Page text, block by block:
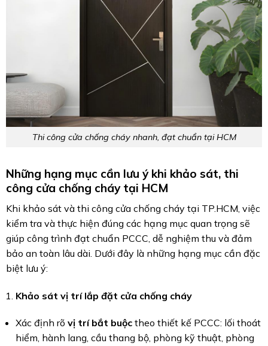
Thi công cửa chống cháy nhanh, đạt chuẩn tại HCM
Những hạng mục cần lưu ý khi khảo sát, thi
công cửa chống cháy tại HCM
Khi khảo sát và thi công cửa chống cháy tại TP.HCM, việc
kiểm tra và thực hiện đúng các hạng mục quan trọng sẽ
giúp công trình đạt chuẩn PCCC, dễ nghiệm thu và đảm
bảo an toàn lâu dài. Dưới đây là những hạng mục cần đặc
biệt lưu ý:
Khảo sát vị trí lắp đặt cửa chống cháy
Xác định rõ vị trí bắt buộctheo thiết kế PCCC: lối thoát
hiểm, hành lang, cầu thang bộ, phòng kỹ thuật, phòng